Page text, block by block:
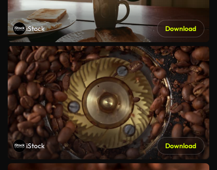
iStock Download
iStock Download